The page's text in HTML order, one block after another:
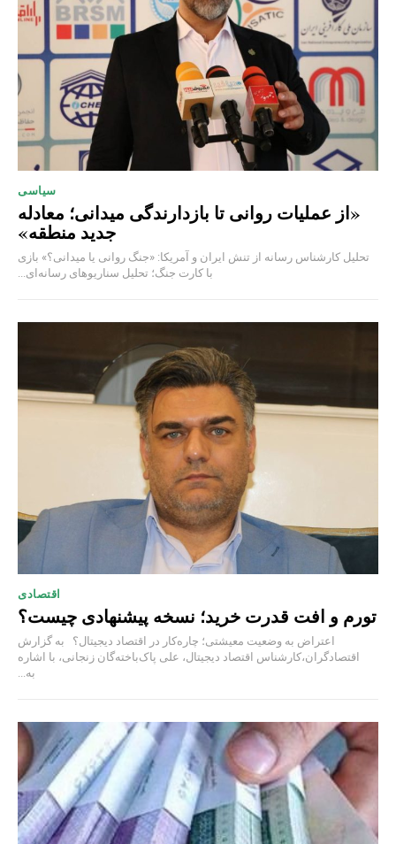
سیاسی
«از عملیات روانی تا بازدارندگی میدانی؛ معادله
جدید منطقه»
تحلیل کارشناس رسانه از تنش ایران و آمریکا: «جنگ روانی یا میدانی؟» بازی
با کارت جنگ؛ تحلیل سناریوهای رسانه‌ای...
اقتصادی
تورم و افت قدرت خرید؛ نسخه پیشنهادی چیست؟
اعتراض به وضعیت معیشتی؛ چاره‌کار در اقتصاد دیجیتال؟ به گزارش
اقتصادگران،کارشناس اقتصاد دیجیتال، علی پاک‌باخته‌گان زنجانی، با اشاره
به...